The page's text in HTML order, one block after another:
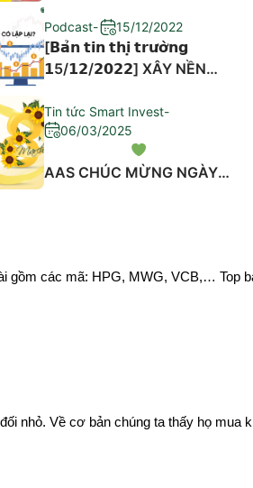
gồm các mã: HPG, MWG, VCB,…
nhỏ. Về cơ bản chúng ta thấy họ
Podcast- 15/12/2022
[𝗕𝗮̉𝗻 𝘁𝗶𝗻 𝘁𝗵𝗶̣ 𝘁𝗿𝘂̛𝗼̛̀𝗻𝗴
𝟭5/𝟭𝟮/𝟮𝟬𝟮𝟮] XÂY NỀN
THÁNG 4/2020 CÓ LẶP
LẠI?
Tin tức Smart Invest-
06/03/2025
AAS CHÚC MỪNG NGÀY